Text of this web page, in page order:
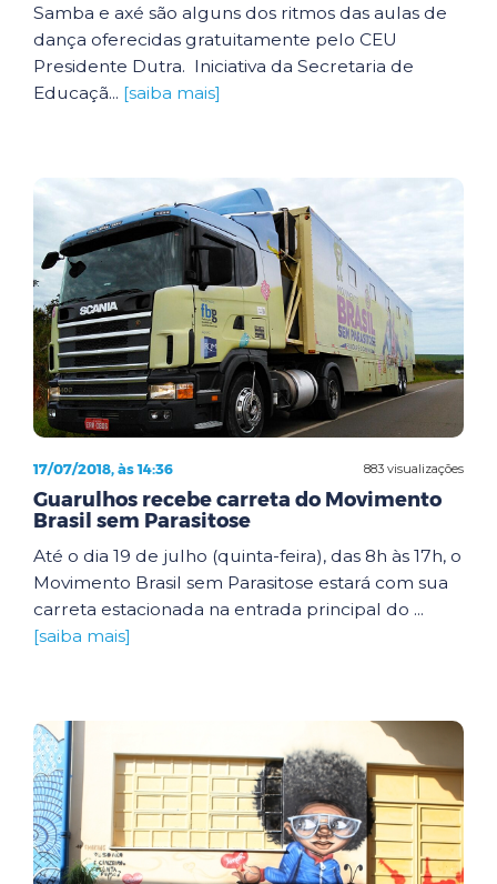
Samba e axé são alguns dos ritmos das aulas de
dança oferecidas gratuitamente pelo CEU
Presidente Dutra. Iniciativa da Secretaria de
Educaçã... [saiba mais]
883 visualizações
17/07/2018, às 14:36
Guarulhos recebe carreta do Movimento
Brasil sem Parasitose
Até o dia 19 de julho (quinta-feira), das 8h às 17h, o
Movimento Brasil sem Parasitose estará com sua
carreta estacionada na entrada principal do ...
[saiba mais]